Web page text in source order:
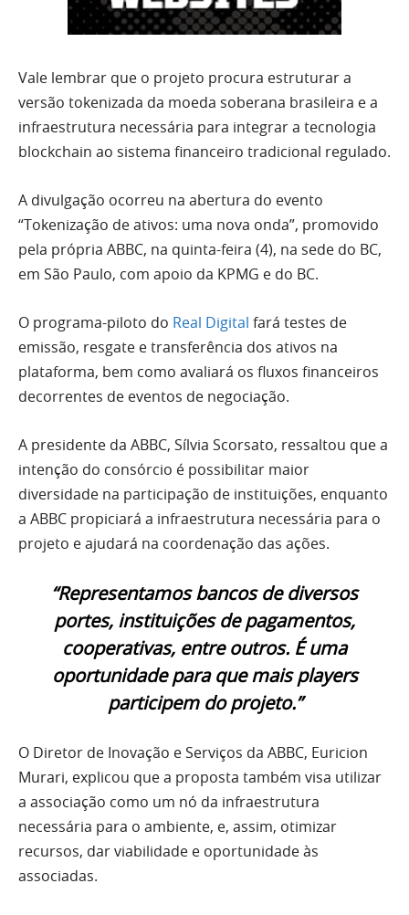
Vale lembrar que o projeto procura estruturar a
versão tokenizada da moeda soberana brasileira e a
infraestrutura necessária para integrar a tecnologia
blockchain ao sistema financeiro tradicional regulado.
A divulgação ocorreu na abertura do evento
“Tokenização de ativos: uma nova onda”, promovido
pela própria ABBC, na quinta-feira (4), na sede do BC,
em São Paulo, com apoio da KPMG e do BC.
O programa-piloto do Real Digital fará testes de
emissão, resgate e transferência dos ativos na
plataforma, bem como avaliará os fluxos financeiros
decorrentes de eventos de negociação.
A presidente da ABBC, Sílvia Scorsato, ressaltou que a
intenção do consórcio é possibilitar maior
diversidade na participação de instituições, enquanto
a ABBC propiciará a infraestrutura necessária para o
projeto e ajudará na coordenação das ações.
“Representamos bancos de diversos
portes, instituições de pagamentos,
cooperativas, entre outros. É uma
oportunidade para que mais players
participem do projeto.”
O Diretor de Inovação e Serviços da ABBC, Euricion
Murari, explicou que a proposta também visa utilizar
a associação como um nó da infraestrutura
necessária para o ambiente, e, assim, otimizar
recursos, dar viabilidade e oportunidade às
associadas.